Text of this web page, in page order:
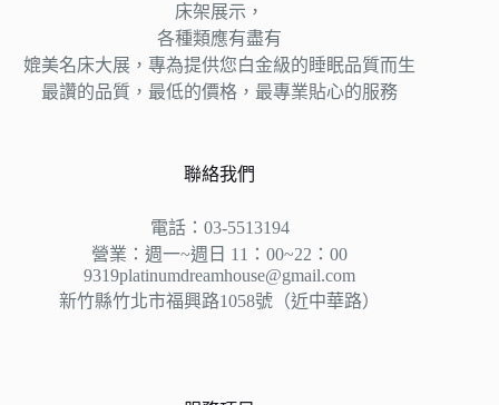
床架展示，
各種類應有盡有
媲美名床大展，專為提供您白金級的睡眠品質而生
最讚的品質，最低的價格，最專業貼心的服務
聯絡我們
電話：03-5513194
營業：週一~週日 11：00~22：00
9319platinumdreamhouse@gmail.com
新竹縣竹北市福興路1058號（近中華路）